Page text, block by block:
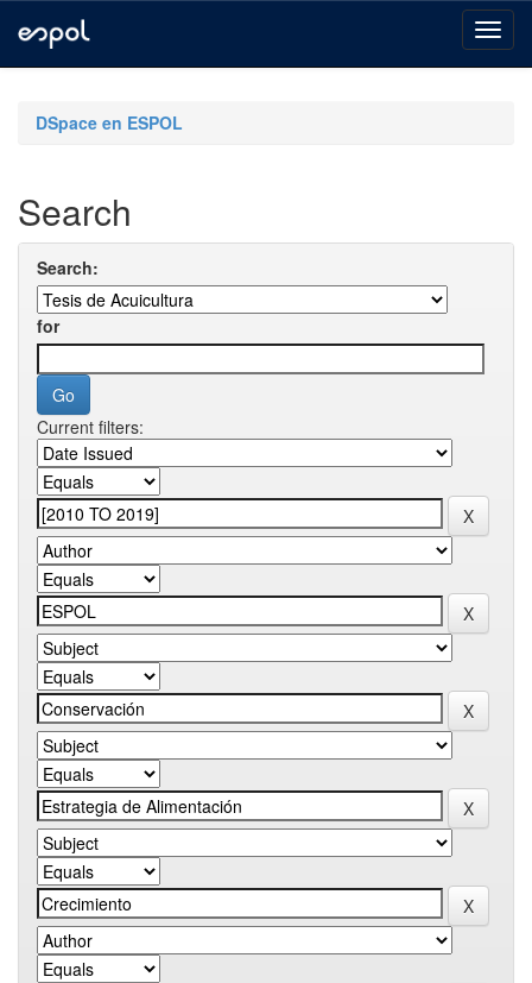
navigationDSpace en ESPOL
Search
Search:
for
Current filters: